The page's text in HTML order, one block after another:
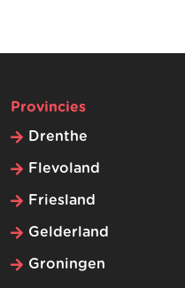
Provincies
Drenthe
Flevoland
Friesland
Gelderland
Groningen